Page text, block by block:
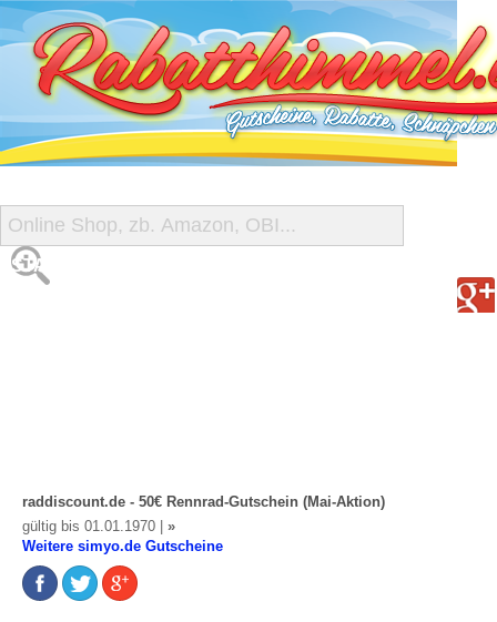
START
raddiscount.de - 50€ Rennrad-Gutschein (Mai-Aktion)
gültig bis 01.01.1970 | »
Weitere simyo.de Gutscheine